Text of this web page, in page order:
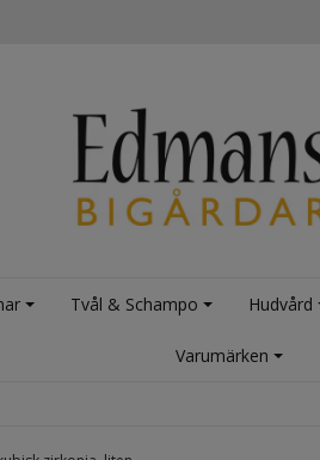
Tvål & Schampo Hudvård
Varumärken